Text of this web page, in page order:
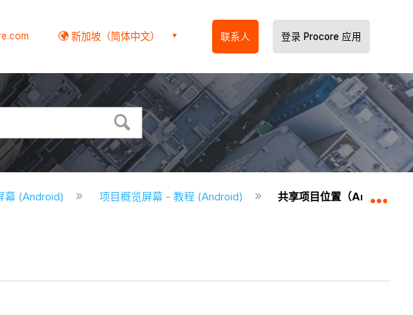
新加坡（简体中文） 联系人 登录 Procore 应用
幕 (Android) 项目概览屏幕 - 教程 (Android) 共享项目位置（Android）